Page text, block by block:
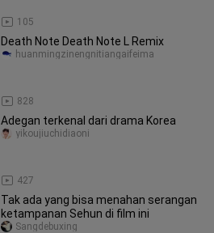
105
Death Note Death Note L Remix
828
huanmingzinengnitiangaifeima
Adegan terkenal dari drama Korea
427
yikoujiuchidiaoni
Tak ada yang bisa menahan serangan
ketampanan Sehun di film ini
Sangdebuxing